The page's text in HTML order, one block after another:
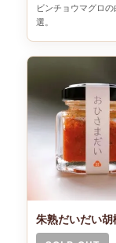
ビンチョウマグロ
選。
朱熟だいだい胡